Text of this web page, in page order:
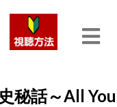
秘話～All You